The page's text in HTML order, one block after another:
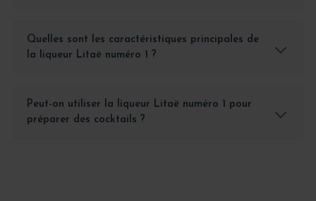
Quelles sont les caractéristiques principales de
la liqueur Litaë numéro 1 ?
Peut-on utiliser la liqueur Litaë numéro 1 pour
préparer des cocktails ?